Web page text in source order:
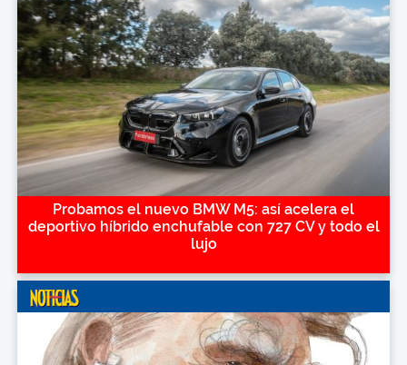
Probamos el nuevo BMW M5: así acelera el
deportivo híbrido enchufable con 727 CV y todo el
lujo